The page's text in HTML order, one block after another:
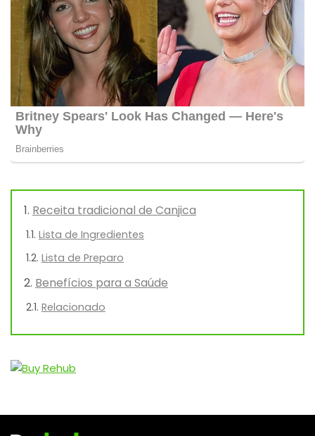
Receita tradicional de Canjica
Lista de Ingredientes
Lista de Preparo
Benefícios para a Saúde
Relacionado